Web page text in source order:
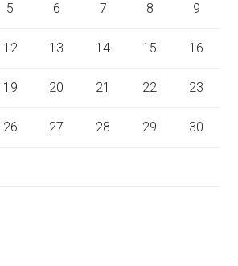
5 6 7 8 9
12 13 14 15 16
19 20 21 22 23
26 27 28 29 30